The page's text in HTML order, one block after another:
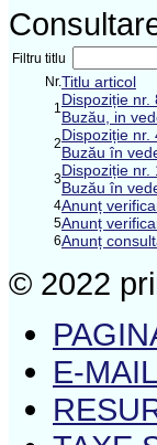
Filtru titlu
Nr.Titlu articol
1Dispoziție
Buzău, in
2Dispoziție
Buzău în
3Dispoziție
Buzău în
4Anunț
5Anunț
6Anunț
© 2022
E-